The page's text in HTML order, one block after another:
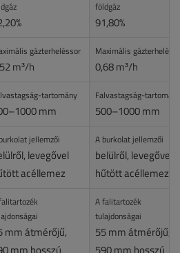
földgáz
91,80%
gázterheléssor
m³/h
Maximális
0,68 m³/h
tartomány
mm
Falvastagság-tartomány
500–1000 mm
jellemzői
levegővel
acéllemez
A burkolat jellemzői
belülről, levegővel
hűtött acéllemez
mm átmérőjű,
mm hosszú
A falitartozék
tulajdonságai
55 mm átmérőjű,
590 mm hosszú